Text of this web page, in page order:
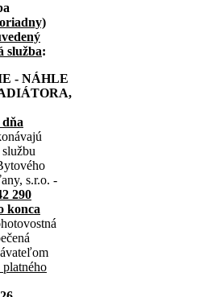
služba:
- NÁHLE
dňa
s.r.o. -
290
konca